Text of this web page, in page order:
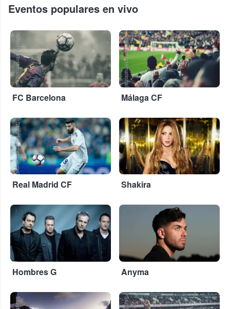
Eventos populares en vivo
StubHub International
FC Barcelona
StubHub International
Málaga CF
StubHub International
Real Madrid CF
...
Shakira
...
Hombres G
...
Anyma